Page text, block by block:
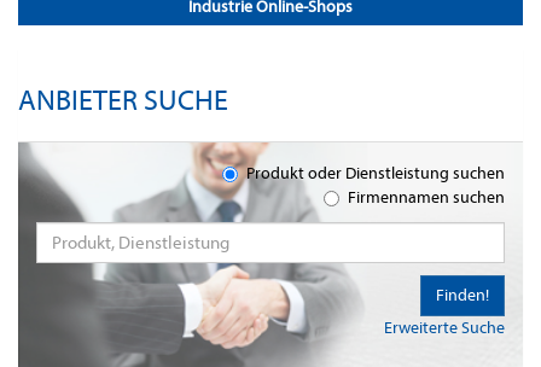
Industrie Online-Shops
ANBIETER SUCHE
Produkt oder Dienstleistung suchen
Firmennamen suchen
Erweiterte Suche
Finden!